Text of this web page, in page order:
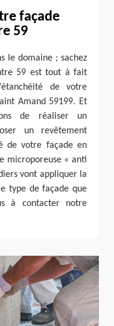
façade
59
le domaine ; sachez
59 est tout à fait
de votre
Amand 59199. Et
de réaliser un
un revêtement
de votre façade en
microporeuse « anti
vont appliquer la
type de façade que
à contacter notre